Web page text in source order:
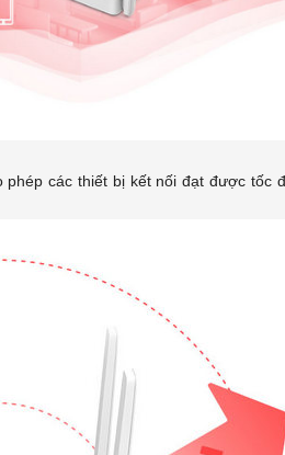
các thiết bị kết nối đạt được tốc